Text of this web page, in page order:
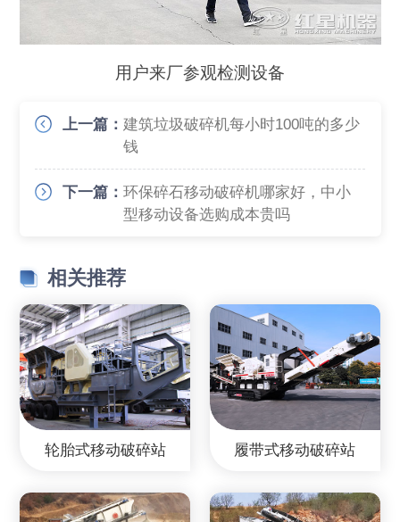
用户来厂参观检测设备
上一篇：建筑垃圾破碎机每小时100吨的多少
钱
下一篇：环保碎石移动破碎机哪家好，中小
型移动设备选购成本贵吗
相关推荐
轮胎式移动破碎站 履带式移动破碎站